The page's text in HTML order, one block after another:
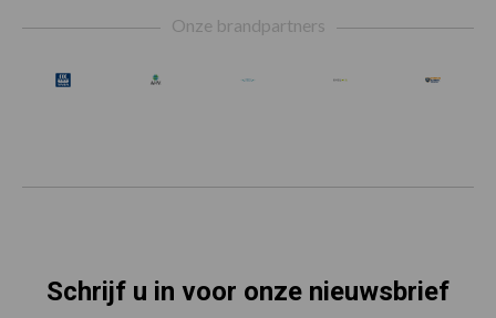
Onze brandpartners
Schrijf u in voor onze nieuwsbrief